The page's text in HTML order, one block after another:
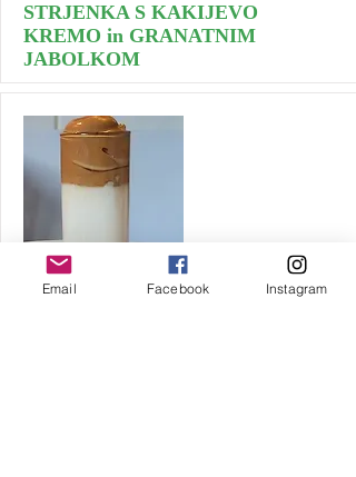
STRJENKA S KAKIJEVO
KREMO in GRANATNIM
JABOLKOM
STEPENA KAVA (DALGONA)
Email Facebook Instagram